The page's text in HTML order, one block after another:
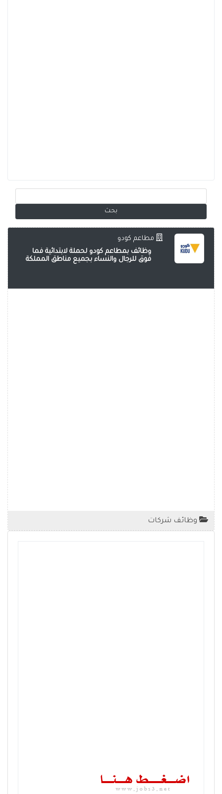
مطاعم كودو
وظائف بمطاعم كودو لحملة لابتدائية فما
فوق للرجال والنساء بجميع مناطق المملكة
وظائف شركات